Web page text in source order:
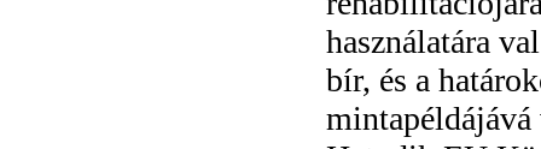
használatára
bír, és a